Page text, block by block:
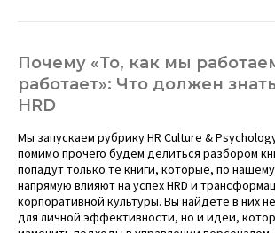
Почему «То, как мы
работает»: Что должен
HRD
Мы запускаем рубрику HR Culture &
помимо прочего будем делиться разбором
попадут только те книги, которые, по
напрямую влияют на успех HRD и
корпоративной культуры. Вы найдете в них
для личной эффективности, но и идеи,